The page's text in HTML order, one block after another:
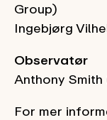
Group)
Ingebjørg
Observatør
Anthony
For mer